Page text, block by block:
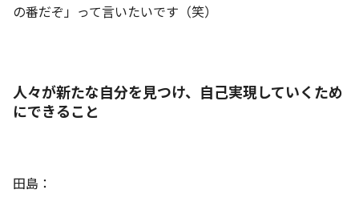
の番だぞ」って言いたいです（笑）
人々が新たな自分を見つけ、自己実現していくため
にできること
田島：